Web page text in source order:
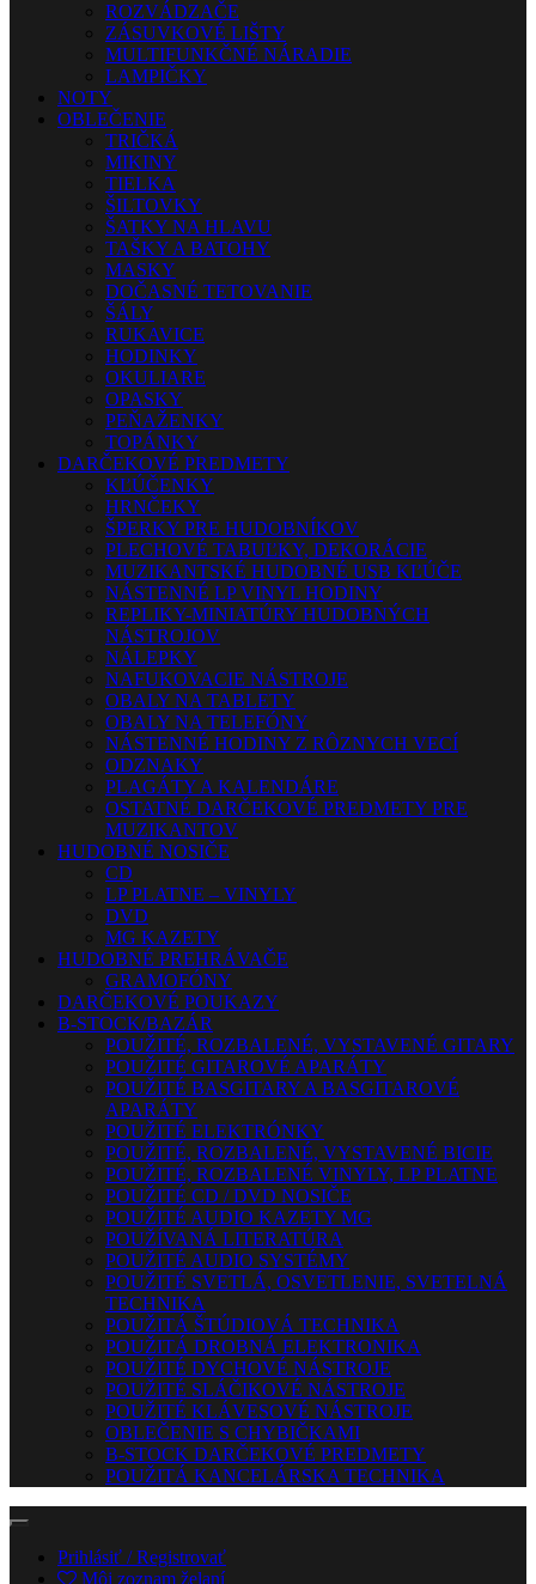
ROZVÁDZAČE
ZÁSUVKOVÉ LIŠTY
MULTIFUNKČNÉ NÁRADIE
LAMPIČKY
NOTY
OBLEČENIE
TRIČKÁ
MIKINY
TIELKA
ŠILTOVKY
ŠATKY NA HLAVU
TAŠKY A BATOHY
MASKY
DOČASNÉ TETOVANIE
ŠÁLY
RUKAVICE
HODINKY
OKULIARE
OPASKY
PEŇAŽENKY
TOPÁNKY
DARČEKOVÉ PREDMETY
KĽÚČENKY
HRNČEKY
ŠPERKY PRE HUDOBNÍKOV
PLECHOVÉ TABUĽKY, DEKORÁCIE
MUZIKANTSKÉ HUDOBNÉ USB KĽÚČE
NÁSTENNÉ LP VINYL HODINY
REPLIKY-MINIATÚRY HUDOBNÝCH
NÁSTROJOV
NÁLEPKY
NAFUKOVACIE NÁSTROJE
OBALY NA TABLETY
OBALY NA TELEFÓNY
NÁSTENNÉ HODINY Z RÔZNYCH VECÍ
ODZNAKY
PLAGÁTY A KALENDÁRE
OSTATNÉ DARČEKOVÉ PREDMETY PRE
MUZIKANTOV
HUDOBNÉ NOSIČE
CD
LP PLATNE – VINYLY
DVD
MG KAZETY
HUDOBNÉ PREHRÁVAČE
GRAMOFÓNY
DARČEKOVÉ POUKAZY
B-STOCK/BAZÁR
POUŽITÉ, ROZBALENÉ, VYSTAVENÉ GITARY
POUŽITÉ GITAROVÉ APARÁTY
POUŽITÉ BASGITARY A BASGITAROVÉ
APARÁTY
POUŽITÉ ELEKTRÓNKY
POUŽITÉ, ROZBALENÉ, VYSTAVENÉ BICIE
POUŽITÉ, ROZBALENÉ VINYLY, LP PLATNE
POUŽITÉ CD / DVD NOSIČE
POUŽITÉ AUDIO KAZETY MG
POUŽÍVANÁ LITERATÚRA
POUŽITÉ AUDIO SYSTÉMY
POUŽITÉ SVETLÁ, OSVETLENIE, SVETELNÁ
TECHNIKA
POUŽITÁ ŠTÚDIOVÁ TECHNIKA
POUŽITÁ DROBNÁ ELEKTRONIKA
POUŽITÉ DYCHOVÉ NÁSTROJE
POUŽITÉ SLÁČIKOVÉ NÁSTROJE
POUŽITÉ KLÁVESOVÉ NÁSTROJE
OBLEČENIE S CHYBIČKAMI
B-STOCK DARČEKOVÉ PREDMETY
POUŽITÁ KANCELÁRSKA TECHNIKA
Prihlásiť / Registrovať
Môj zoznam želaní